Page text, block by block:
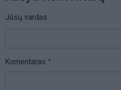
Jūsų vardas
Komentaras